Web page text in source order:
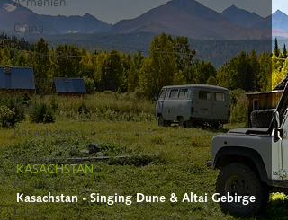
Armenien
China
Frankreich
Georgien
Iran
Kasachstan
Kambodscha
Kirgisistan
Laos
Kasachstan - Singing Dune & Altai Gebirge
KASACHSTAN